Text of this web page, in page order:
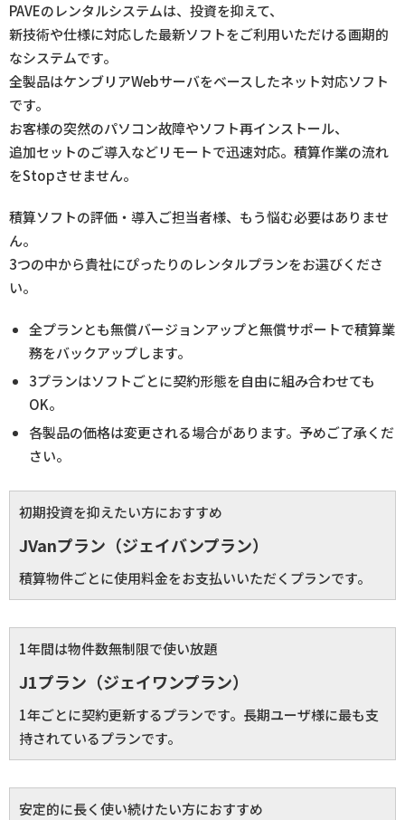
PAVEのレンタルシステムは、投資を抑えて、
新技術や仕様に対応した最新ソフトをご利用いただける画期的
なシステムです。
全製品はケンブリアWebサーバをベースしたネット対応ソフト
です。
お客様の突然のパソコン故障やソフト再インストール、
追加セットのご導入などリモートで迅速対応。積算作業の流れ
をStopさせません。
積算ソフトの評価・導入ご担当者様、もう悩む必要はありませ
ん。
3つの中から貴社にぴったりのレンタルプランをお選びくださ
い。
全プランとも無償バージョンアップと無償サポートで積算業
務をバックアップします。
3プランはソフトごとに契約形態を自由に組み合わせても
OK。
各製品の価格は変更される場合があります。予めご了承くだ
さい。
初期投資を抑えたい方におすすめ
JVanプラン（ジェイバンプラン）
積算物件ごとに使用料金をお支払いいただくプランです。
1年間は物件数無制限で使い放題
J1プラン（ジェイワンプラン）
1年ごとに契約更新するプランです。長期ユーザ様に最も支
持されているプランです。
安定的に長く使い続けたい方におすすめ